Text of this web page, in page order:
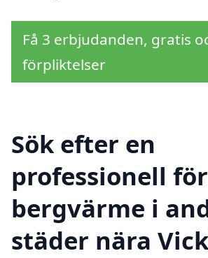
Få 3 erbjudanden, gratis
förpliktelser
Sök efter en
professionell för
bergvärme i
städer nära